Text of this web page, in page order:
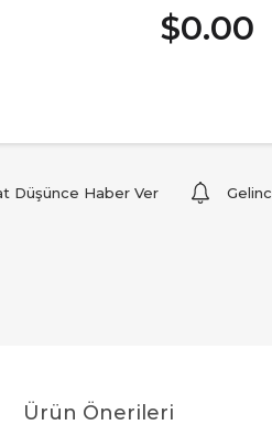
$0.00
Düşünce Haber Ver
Ürün Önerileri